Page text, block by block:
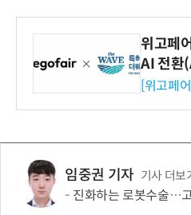
위고페
AI 전환
시엄 선
[위고페
임중권 기자 기사 더보
진화하는 로봇수술…